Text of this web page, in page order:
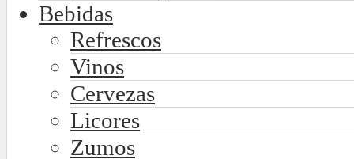
Bebidas
Refrescos
Vinos
Cervezas
Licores
Zumos